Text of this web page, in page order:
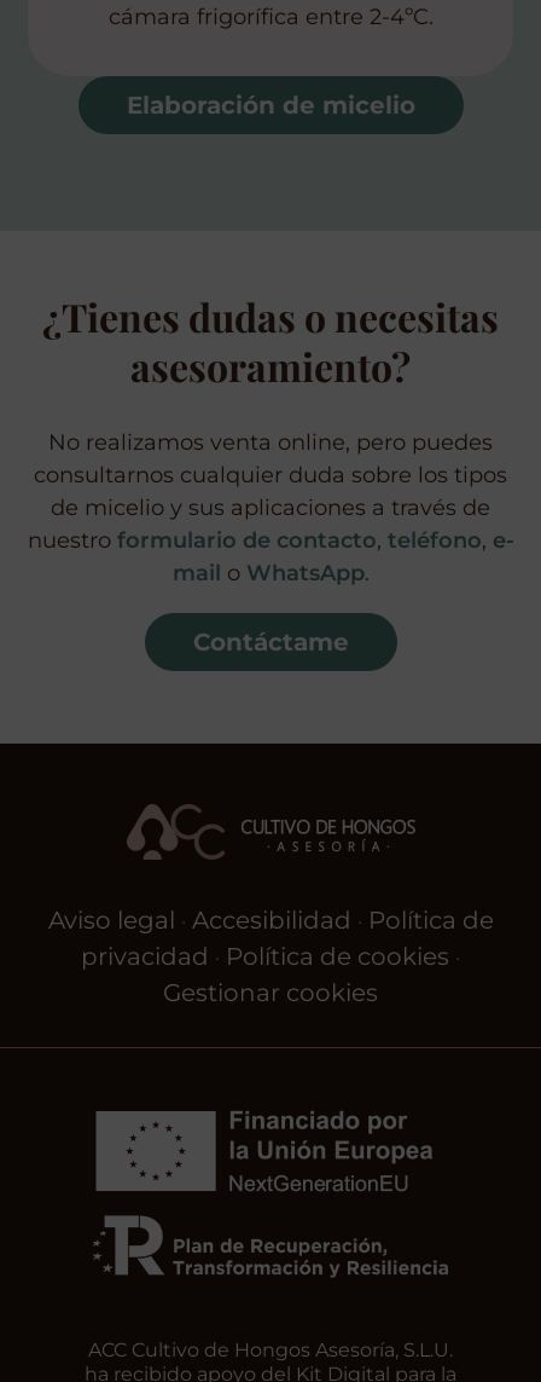
cámara frigorífica entre 2-4ºC.
Elaboración de micelio
¿Tienes dudas o necesitas
asesoramiento?
No realizamos venta online, pero puedes
consultarnos cualquier duda sobre los tipos
de micelio y sus aplicaciones a través de
nuestro formulario de contacto, teléfono, e-
mail o WhatsApp.
Contáctame
Aviso legal · Accesibilidad · Política de
privacidad · Política de cookies ·
Gestionar cookies
ACC Cultivo de Hongos Asesoría, S.L.U.
ha recibido apoyo del Kit Digital para la